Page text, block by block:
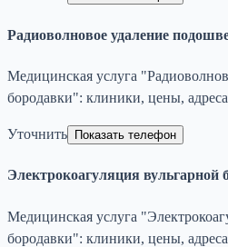
Радиоволновое удаление
Медицинская услуга
бородавки": клиники, цены,
Уточнить Показать телефон
Электрокоагуляция вульгарной
Медицинская услуга
бородавки": клиники, цены,